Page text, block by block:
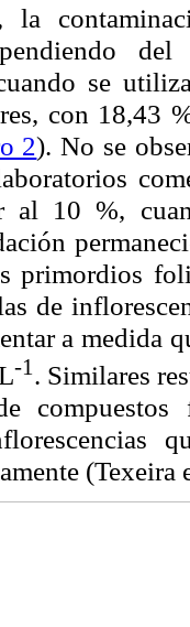
se
con 18,43
2). No se
al 10 %,
primordios
de
a medida
-1. Similares
(Texeira